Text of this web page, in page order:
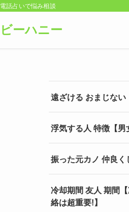
電話占いで悩み相談
ビーハニー
遠ざける おまじない
浮気する人 特徴【男
振った元カノ 仲良く
冷却期間 友人 期間
絡は超重要!】